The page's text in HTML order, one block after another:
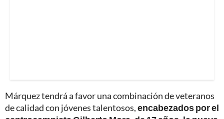
Márquez tendrá a favor una combinación de veteranos
de calidad con jóvenes talentosos,encabezados por el